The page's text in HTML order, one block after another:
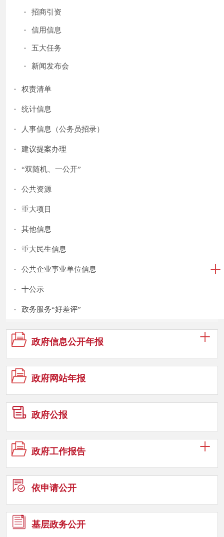
· 招商引资
· 信用信息
· 五大任务
· 新闻发布会
· 权责清单
· 统计信息
· 人事信息（公务员招录）
· 建议提案办理
· “双随机、一公开”
· 公共资源
· 重大项目
· 其他信息
· 重大民生信息
· 公共企业事业单位信息
· 十公示
· 政务服务“好差评”
政府信息公开年报
政府网站年报
政府公报
政府工作报告
依申请公开
基层政务公开